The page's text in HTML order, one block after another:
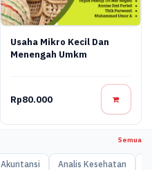
Usaha Mikro Kecil Dan
Menengah Umkm
Rp80.000
Semua
Akuntansi Analis Kesehatan